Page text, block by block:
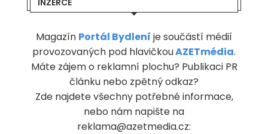
Magazín Portál Bydlení je součástí médií
provozovaných pod hlavičkouAZETmédia.
Máte zájem o reklamní plochu? Publikaci PR
článku nebo zpětný odkaz?
Zde najdete všechny potřebné informace,
nebo nám napište na
reklama@azetmedia.cz: